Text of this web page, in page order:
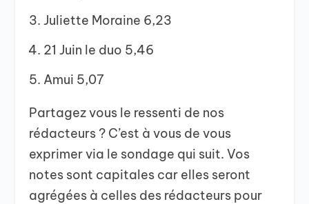
Juliette Moraine 6,23
21 Juin le duo 5,46
Amui 5,07
Partagez vous le ressenti de nos
rédacteurs ? C’est à vous de vous
exprimer via le sondage qui suit. Vos
notes sont capitales car elles seront
agrégées à celles des rédacteurs pour